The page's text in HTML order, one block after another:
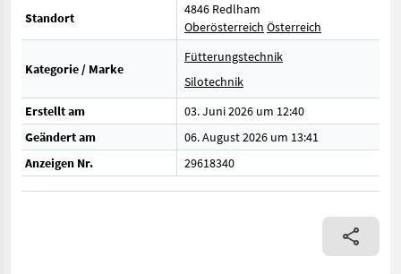
Standort
4846 Redlham
Oberösterreich Österreich
Kategorie / Marke
Fütterungstechnik
Silotechnik
Erstellt am
03. Juni 2026 um 12:40
Geändert am
06. August 2026 um 13:41
Anzeigen Nr.
29618340